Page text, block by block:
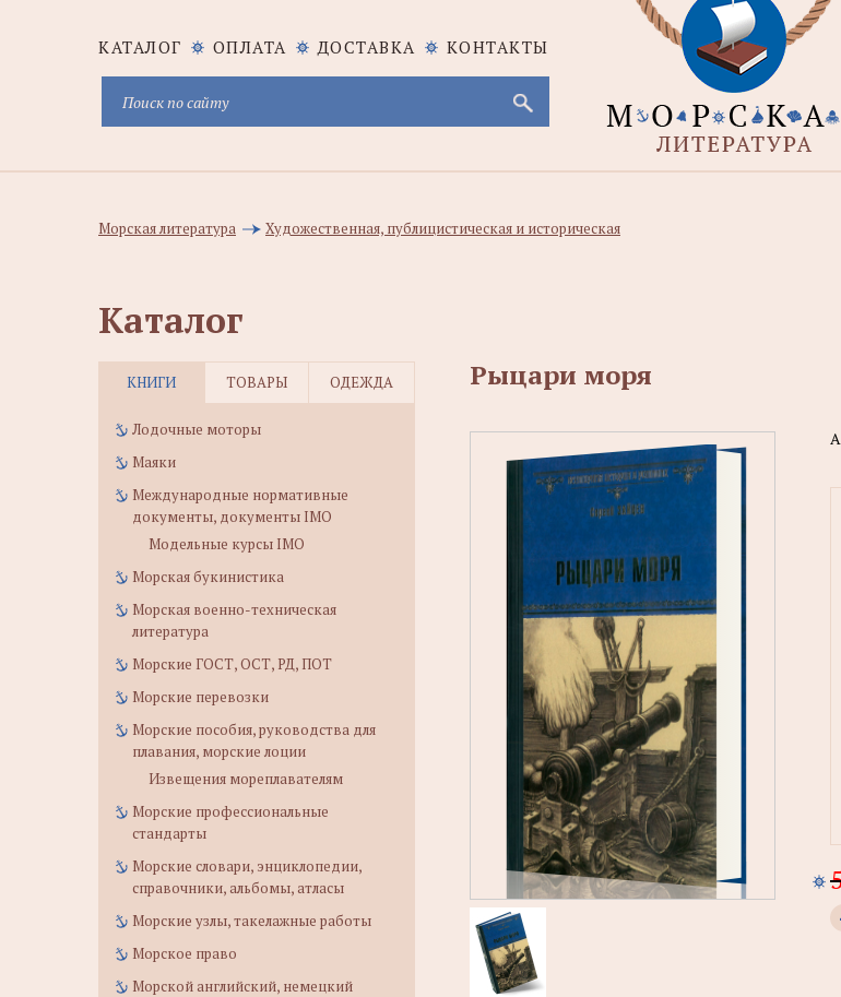
КАТАЛОГ ОПЛАТА ДОСТАВКА КОНТАКТЫ
Морская литература Художественная, публицистическая и историческая
Каталог
КНИГИ ТОВАРЫ ОДЕЖДА
Лодочные моторы
Маяки
Международные нормативные
документы, документы IMO
Модельные курсы IMO
Морская букинистика
Морская военно-техническая
литература
Морские ГОСТ, ОСТ, РД, ПОТ
Морские перевозки
Морские пособия, руководства для
плавания, морские лоции
Извещения мореплавателям
Морские профессиональные
стандарты
Морские словари, энциклопедии,
справочники, альбомы, атласы
Морские узлы, такелажные работы
Морское право
Морской английский, немецкий
Рыцари моря